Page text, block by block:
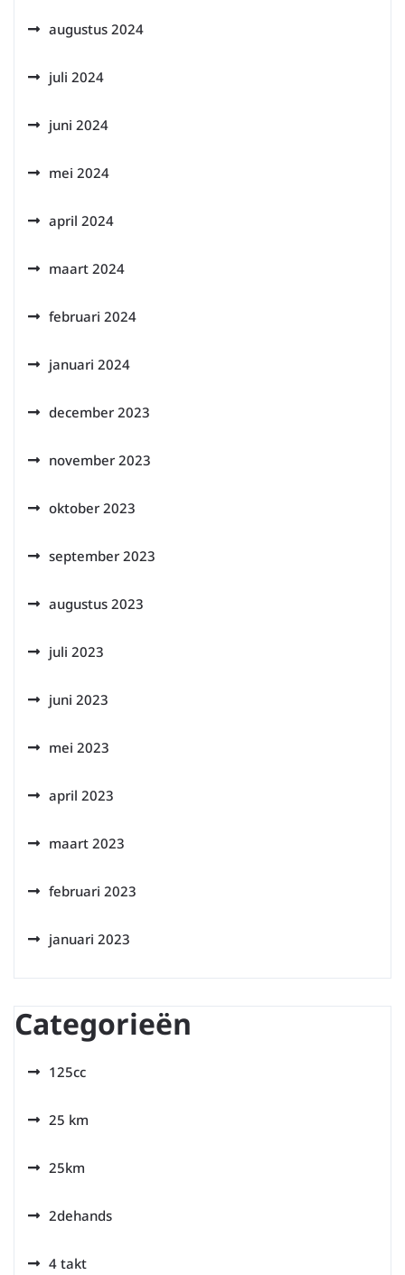
augustus 2024
juli 2024
juni 2024
mei 2024
april 2024
maart 2024
februari 2024
januari 2024
december 2023
november 2023
oktober 2023
september 2023
augustus 2023
juli 2023
juni 2023
mei 2023
april 2023
maart 2023
februari 2023
januari 2023
Categorieën
125cc
25 km
25km
2dehands
4 takt